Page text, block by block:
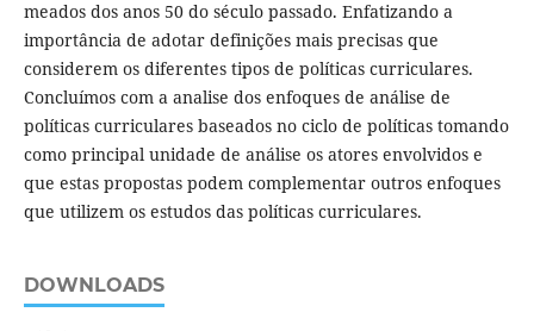
meados dos anos 50 do século passado. Enfatizando a
importância de adotar definições mais precisas que
considerem os diferentes tipos de políticas curriculares.
Concluímos com a analise dos enfoques de análise de
políticas curriculares baseados no ciclo de políticas tomando
como principal unidade de análise os atores envolvidos e
que estas propostas podem complementar outros enfoques
que utilizem os estudos das políticas curriculares.
DOWNLOADS